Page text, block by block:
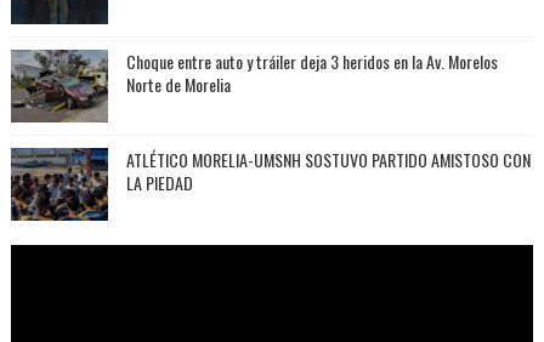
Choque entre auto y tráiler deja 3 heridos en la Av. Morelos
Norte de Morelia
ATLÉTICO MORELIA-UMSNH SOSTUVO PARTIDO AMISTOSO CON
LA PIEDAD